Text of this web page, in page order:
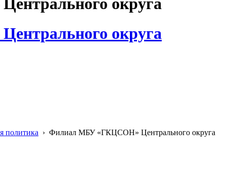
округа
округа
политика › Филиал МБУ «ГКЦСОН» Центрального округа